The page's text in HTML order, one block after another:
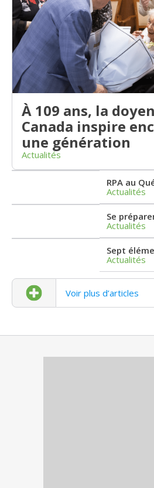
À 109 ans, la
Canada inspire
une génération
Actualités
Actualités
Actualités
Actualités
Voir plus d’articles